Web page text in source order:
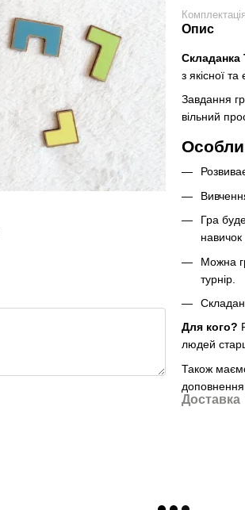
Комплектація
Опис
Складанка
з якісної та
Завдання
вільний
Гра
навичок
Можна
турнір.
Для кого?
людей
Також
Доставка